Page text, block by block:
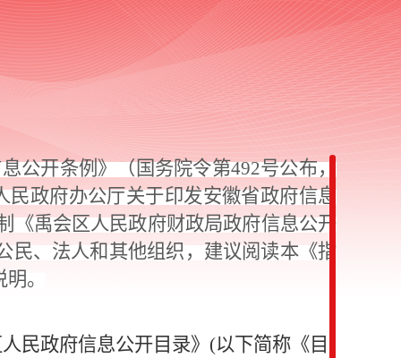
公开条例》（国务院令第492号公布，
民政府办公厅关于印发安徽省政府信息
《禹会区人民政府财政局政府信息公开
民、法人和其他组织，建议阅读本《指
。
民政府信息公开目录》 (以下简称《目